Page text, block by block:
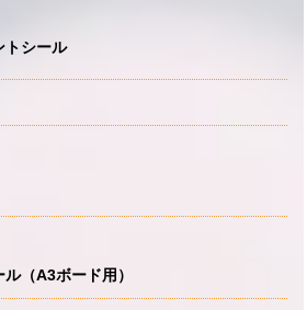
トシール
（A3ボード用）